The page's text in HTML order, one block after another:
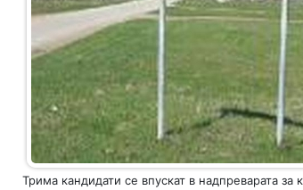
Трима кандидати се впускат в надпреварата